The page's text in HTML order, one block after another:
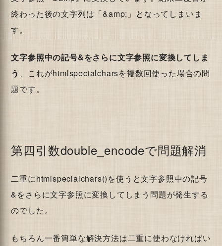
終わった後の文字列は「&amp;」となってしまいま
す。
文字参照中の記号&をさらに文字参照に変換してしま
う 、これがhtmlspecialcharsを複数回使った場合の問
題です。
第四引数double_encodeで問題解消
二重にhtmlspecialchars()を使うと文字参照中の記号
&をさらに文字参照に変換してしまう問題が発生する
のでした。
もちろん一番簡単な解決方法は二重に使わなければい